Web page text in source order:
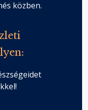
közben.